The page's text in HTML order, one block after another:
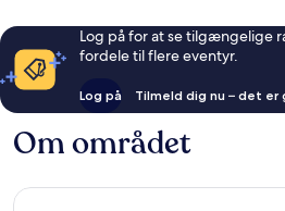
Log på for at se tilgængelige
fordele til flere eventyr.
Log på Tilmeld dig nu – det er
Om området